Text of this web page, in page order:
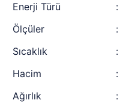
Enerji Türü
:
Ölçüler
:
Sıcaklık
:
Hacim
:
Ağırlık
: